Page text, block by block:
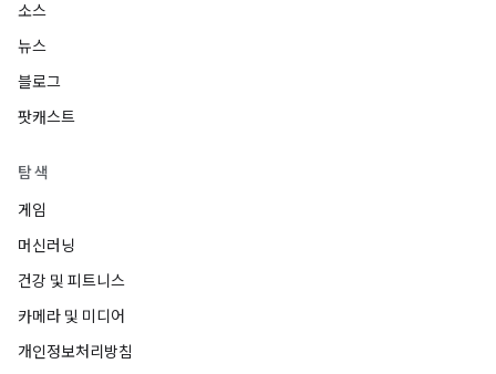
소스
뉴스
블로그
팟캐스트
탐색
게임
머신러닝
건강 및 피트니스
카메라 및 미디어
개인정보처리방침